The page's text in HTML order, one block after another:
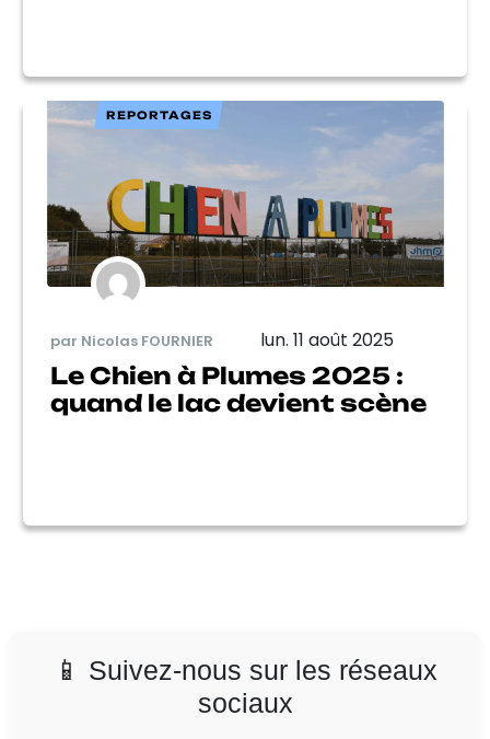
REPORTAGES
par Nicolas FOURNIER lun. 11 août 2025
Le Chien à Plumes 2025 :
quand le lac devient scène
📱 Suivez-nous sur les réseaux
sociaux